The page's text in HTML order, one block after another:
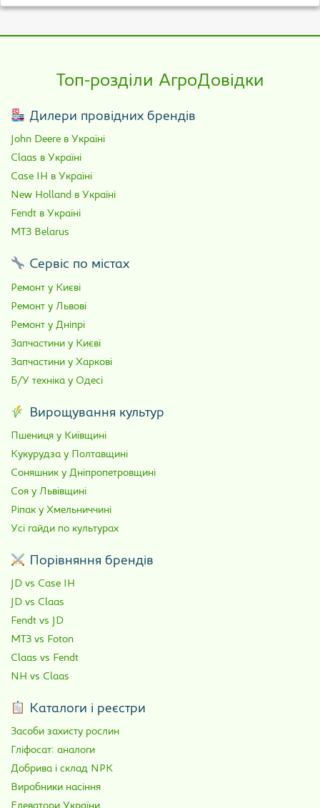
Топ-розділи АгроДовідки
Дилери провідних брендів
John Deere в Україні
Claas в Україні
Case IH в Україні
New Holland в Україні
Fendt в Україні
МТЗ Belarus
Сервіс по містах
Ремонт у Києві
Ремонт у Львові
Ремонт у Дніпрі
Запчастини у Києві
Запчастини у Харкові
Б/У техніка у Одесі
Вирощування культур
Пшениця у Київщині
Кукурудза у Полтавщині
Соняшник у Дніпропетровщині
Соя у Львівщині
Ріпак у Хмельниччині
Усі гайди по культурах
Порівняння брендів
JD vs Case IH
JD vs Claas
Fendt vs JD
МТЗ vs Foton
Claas vs Fendt
NH vs Claas
Каталоги і реєстри
Засоби захисту рослин
Гліфосат: аналоги
Добрива і склад NPK
Виробники насіння